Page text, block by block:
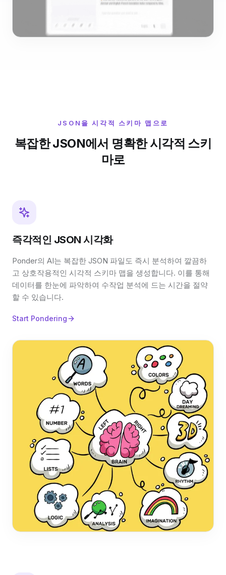
JSON을 시각적 스키마 맵으로
복잡한 JSON에서 명확한 시각적 스키
마로
즉각적인 JSON 시각화
Ponder의 AI는 복잡한 JSON 파일도 즉시 분석하여 깔끔하
고 상호작용적인 시각적 스키마 맵을 생성합니다. 이를 통해
데이터를 한눈에 파악하여 수작업 분석에 드는 시간을 절약
할 수 있습니다.
Start Pondering